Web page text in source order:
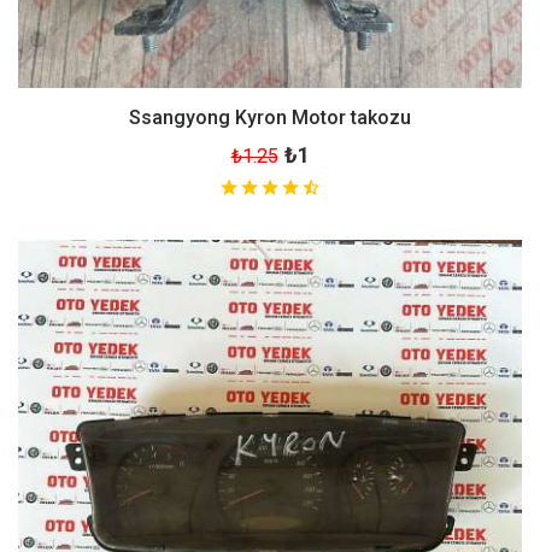
Ssangyong Kyron Motor takozu
₺1.25 ₺1